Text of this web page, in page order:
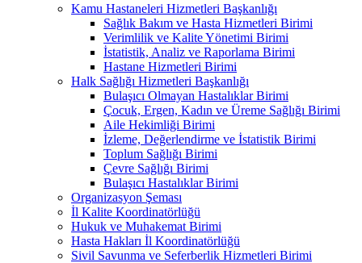
Kamu Hastaneleri Hizmetleri Başkanlığı
Sağlık Bakım ve Hasta Hizmetleri Birimi
Verimlilik ve Kalite Yönetimi Birimi
İstatistik, Analiz ve Raporlama Birimi
Hastane Hizmetleri Birimi
Halk Sağlığı Hizmetleri Başkanlığı
Bulaşıcı Olmayan Hastalıklar Birimi
Çocuk, Ergen, Kadın ve Üreme Sağlığı Birimi
Aile Hekimliği Birimi
İzleme, Değerlendirme ve İstatistik Birimi
Toplum Sağlığı Birimi
Çevre Sağlığı Birimi
Bulaşıcı Hastalıklar Birimi
Organizasyon Şeması
İl Kalite Koordinatörlüğü
Hukuk ve Muhakemat Birimi
Hasta Hakları İl Koordinatörlüğü
Sivil Savunma ve Seferberlik Hizmetleri Birimi